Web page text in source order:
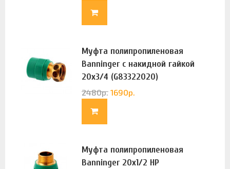
Муфта полипропиленовая
Banninger с накидной гайкой
20х3/4 (G83322020)
2480р. 1690р.
Муфта полипропиленовая
Banninger 20х1/2 НР